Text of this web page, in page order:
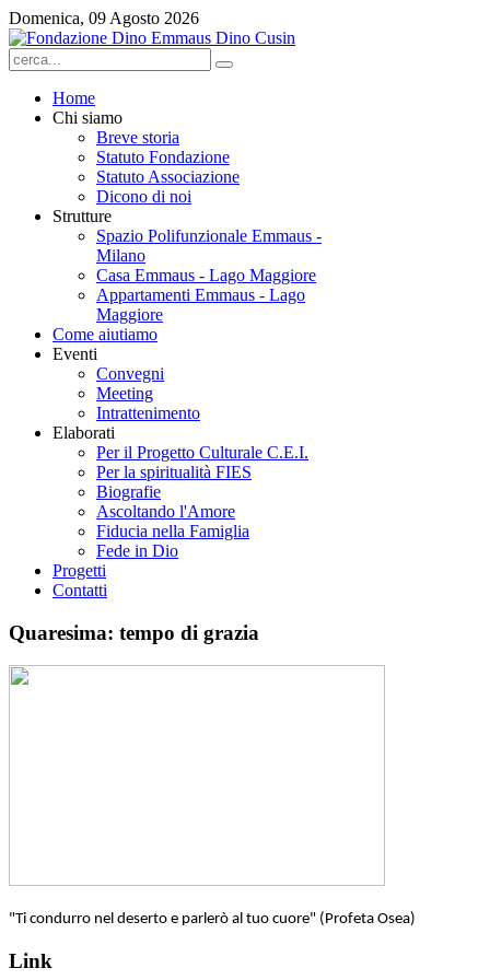
Domenica, 09 Agosto 2026
Home
Chi siamo
Breve storia
Statuto Fondazione
Statuto Associazione
Dicono di noi
Strutture
Spazio Polifunzionale Emmaus -
Milano
Casa Emmaus - Lago Maggiore
Appartamenti Emmaus - Lago
Maggiore
Come aiutiamo
Eventi
Convegni
Meeting
Intrattenimento
Elaborati
Per il Progetto Culturale C.E.I.
Per la spiritualità FIES
Biografie
Ascoltando l'Amore
Fiducia nella Famiglia
Fede in Dio
Progetti
Contatti
Quaresima: tempo di grazia
"Ti condurro nel deserto e parlerò al tuo cuore" (Profeta Osea)
Link